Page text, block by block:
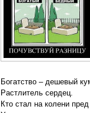
Богатство – дешевый
Растлитель сердец.
Кто стал на колени